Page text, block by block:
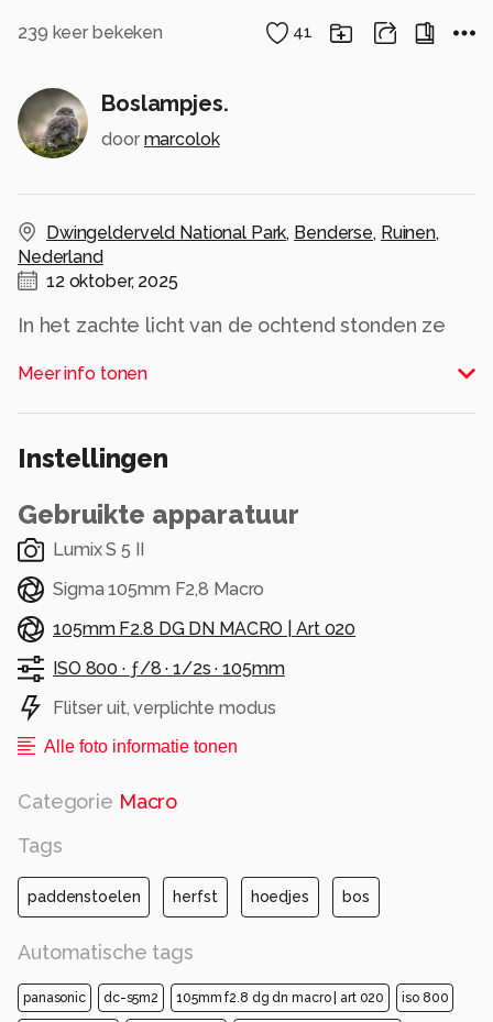
239 keer bekeken 41
Boslampjes.
door marcolok
Dwingelderveld National Park, Benderse, Ruinen,
Nederland
12 oktober, 2025
In het zachte licht van de ochtend stonden ze
mos.
Stil, breekbaar en betoverend. Even leek het
Alle rechten voorbehouden
Meer info tonen
Instellingen
Gebruikte apparatuur
Lumix S 5 II
Sigma 105mm F2,8 Macro
105mm F2.8 DG DN MACRO | Art 020
ISO 800 · ƒ/8 ·1/2s ·105mm
Flitser uit, verplichte modus
Alle foto informatie tonen
Categorie Macro
Tags
paddenstoelen herfst hoedjes bos
Automatische tags
panasonic dc-s5m2 105mm f2.8 dg dn macro | art 020 iso 800